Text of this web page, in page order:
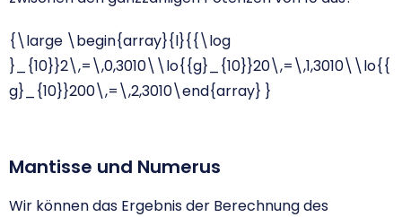
{\large \begin{array}{l}{{\log
}_{10}}2\,=\,0,3010\\lo{{g}_{10}}20\,=\,1,3010\\lo{{
g}_{10}}200\,=\,2,3010\end{array} }
Mantisse und Numerus
Wir können das Ergebnis der Berechnung des